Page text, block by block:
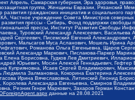
Апрель, Самарская губерния, Эра здоровья,
группа, Женщины Евразии, Рязанский
развития гражданских инициатив и социального
учреждение Совета Министров северных
прессы - Сибирь, Фонд поддержки
прессы, Институт Развития Свободы
Туровский Александр Алексеевич,
Сергеевич, Писемский Евгений
Мальсагов Муса Асланович, Мошель Ирина
Романова Ольга Евгеньевна, Щаров
Александр Маркович, Пислакова-Паркер
Елена Борисовна, Гудков Лев Дмитриевич,
Юрьевич, Мосин Алексей Геннадьевич,
Куприяновна, Исаев Сергей Владимирович,
Людмила Залмановна, Кокорина Екатерина
Ирина Вячеславовна, Литинский Леонид
Королева Александра Евгеньевна, Смирнов
Резник Генри Маркович, Захаров Герман
данные на 28.08.2021